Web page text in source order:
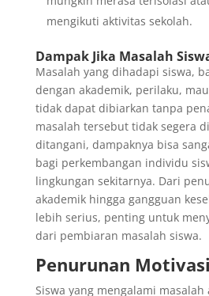
mengikuti aktivitas sekolah.
Dampak Jika Masalah
Masalah yang dihadapi siswa,
dengan akademik, perilaku,
tidak dapat dibiarkan tanpa
masalah tersebut tidak segera
ditangani, dampaknya bisa
bagi perkembangan individu
lingkungan sekitarnya. Dari
akademik hingga gangguan
lebih serius, penting untuk
dari pembiaran masalah siswa.
Penurunan
Siswa yang mengalami masalah